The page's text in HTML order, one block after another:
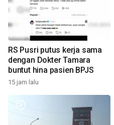
RS Pusri putus kerja sama
dengan Dokter Tamara
buntut hina pasien BPJS
15 jam lalu